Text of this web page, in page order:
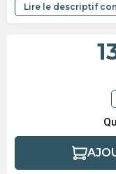
Lire le descriptif